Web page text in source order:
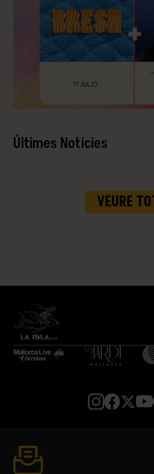
Últimes Notícies
VEURE